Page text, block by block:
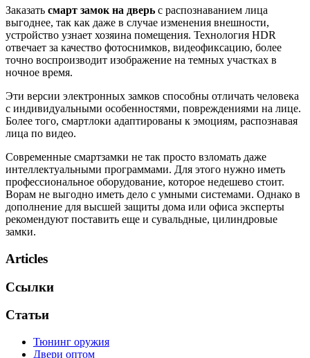
Заказать смарт замок на дверь с распознаванием лица
выгоднее, так как даже в случае изменения внешности,
устройство узнает хозяина помещения. Технология HDR
отвечает за качество фотоснимков, видеофиксацию, более
точно воспроизводит изображение на темных участках в
ночное время.
Эти версии электронных замков способны отличать человека
с индивидуальными особенностями, повреждениями на лице.
Более того, смартлоки адаптированы к эмоциям, распознавая
лица по видео.
Современные смартзамки не так просто взломать даже
интеллектуальными программами. Для этого нужно иметь
профессиональное оборудование, которое недешево стоит.
Ворам не выгодно иметь дело с умными системами. Однако в
дополнение для высшей защиты дома или офиса эксперты
рекомендуют поставить еще и сувальдные, цилиндровые
замки.
Articles
Ссылки
Статьи
Тюнинг оружия
Двери оптом